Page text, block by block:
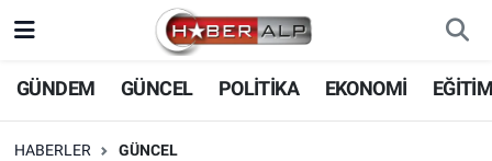
GÜNDEM GÜNCEL POLİTİKA EKONOMİ
HABERLER GÜNCEL
Nöbetçi Eczaneler
Hava Durumu